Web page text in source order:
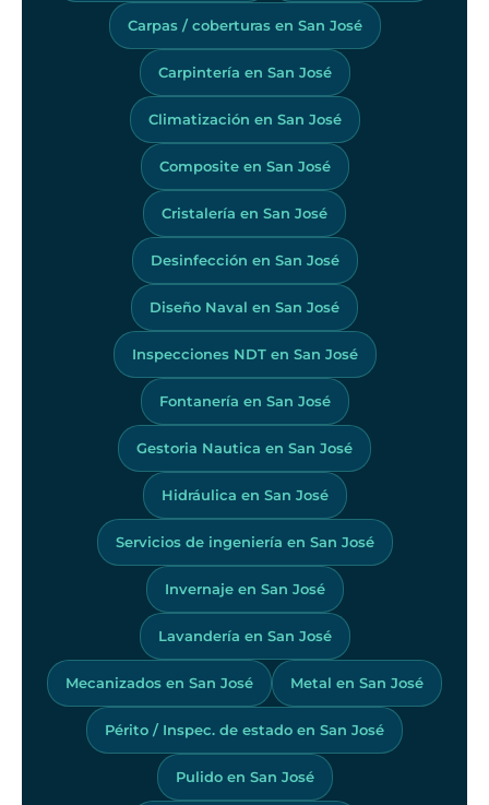
Carpas / coberturas en San José
Carpintería en San José
Climatización en San José
Composite en San José
Cristalería en San José
Desinfección en San José
Diseño Naval en San José
Inspecciones NDT en San José
Fontanería en San José
Gestoria Nautica en San José
Hidráulica en San José
Servicios de ingeniería en San José
Invernaje en San José
Lavandería en San José
Mecanizados en San José Metal en San José
Périto / Inspec. de estado en San José
Pulido en San José